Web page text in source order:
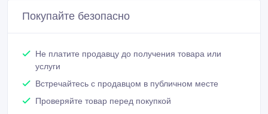
Покупайте безопасно
Не платите продавцу до получения товара или
услуги
Встречайтесь с продавцом в публичном месте
Проверяйте товар перед покупкой